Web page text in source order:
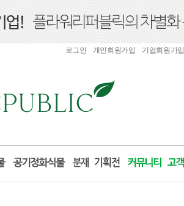
로그인 개인회원가입 기업회원가입